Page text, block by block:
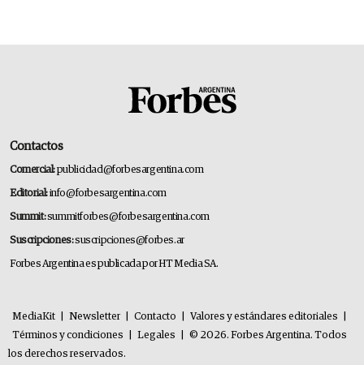
Contactos
Comercial:publicidad@forbesargentina.com
Editorial:info@forbesargentina.com
Summit:summitforbes@forbesargentina.com
Suscripciones:suscripciones@forbes.ar
Forbes Argentina es publicada por HT Media SA.
MediaKit Newsletter Contacto Valores y estándares editoriales
Términos y condiciones
Legales
© 2026. Forbes Argentina. Todos
los derechos reservados.